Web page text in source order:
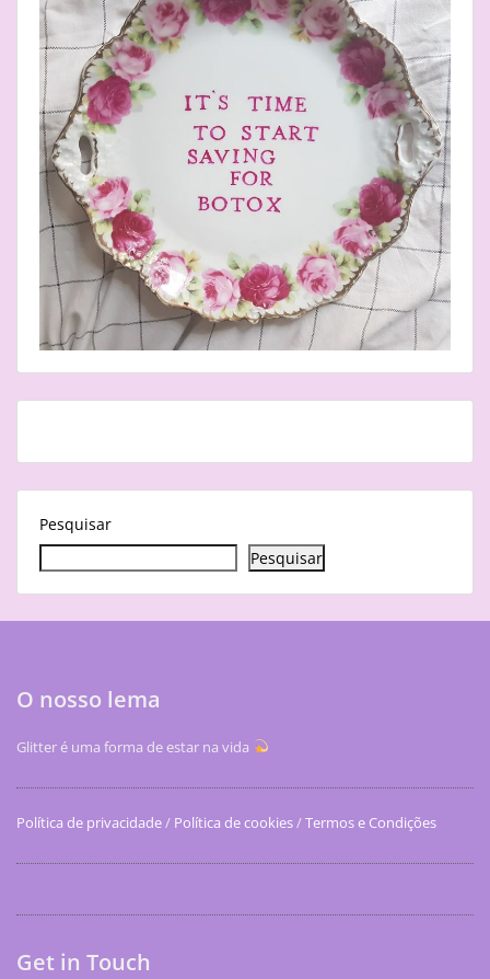
Pesquisar
Pesquisar
O nosso lema
Glitter é uma forma de estar na vida
Política de privacidade/ Política de cookies/Termos e Condições
Get in Touch